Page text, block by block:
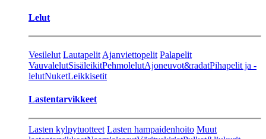
Lelut
Vesilelut Lautapelit Ajanviettopelit Palapelit
VauvalelutSisäleikitPehmolelutAjoneuvot&radatPihapelit ja -
lelutNuketLeikkisetit
Lastentarvikkeet
Lasten kylpytuotteet Lasten hampaidenhoito Muut